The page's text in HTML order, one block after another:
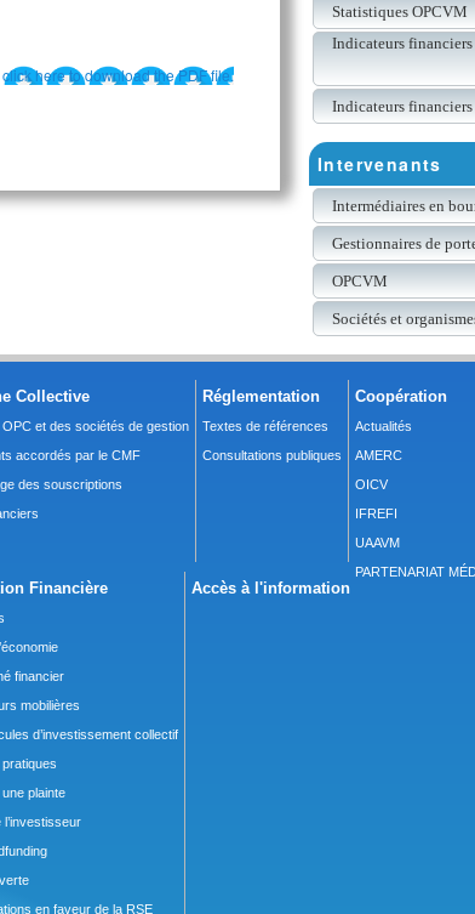
click here to download the PDF file.
Statistiques OPCVM
Indicateurs
Indicateurs financiers
Intervenants
Intermédiaires en
Gestionnaires de
OPCVM
Sociétés et
Collective
et des sociétés de gestion
accordés par le CMF
des souscriptions
Réglementation
Textes de références
Consultations publiques
Coopération
Actualités
AMERC
OICV
IFREFI
UAAVM
PARTENARIAT
Financière
financier
mobilières
d’investissement collectif
plainte
l’investisseur
en faveur de la RSE
Accès à l'information